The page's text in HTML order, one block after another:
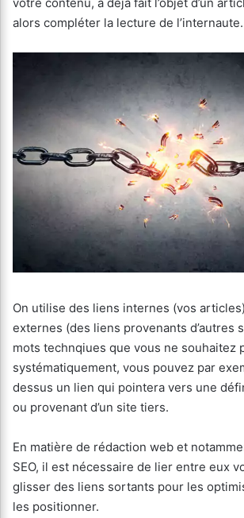
alors compléter la lecture de l’internaute.
On utilise des liens internes (vos
externes (des liens provenants d’autres
mots technqiues que vous ne souhaitez
systématiquement, vous pouvez par
dessus un lien qui pointera vers une
ou provenant d’un site tiers.
En matière de rédaction web et
SEO, il est nécessaire de lier entre eux
glisser des liens sortants pour les
les positionner.